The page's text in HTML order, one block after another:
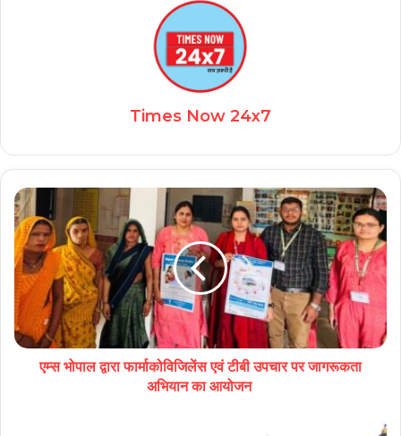
Times Now 24x7
एम्स भोपाल द्वारा फार्माकोविजिलेंस एवं टीबी उपचार पर जागरूकता
अभियान का आयोजन